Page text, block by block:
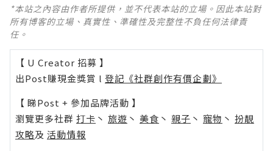
*本站之內容由作者所提供，並不代表本站的立場。因此本站對
所有博客的立場、真實性、準確性及完整性不負任何法律責
任。
【 U Creator 招募 】
出Post賺現金獎賞 l 登記《社群創作有價企劃》
【 睇Post + 參加品牌活動 】
瀏覽更多社群 打卡 丶 旅遊 丶 美食 丶 親子 丶 寵物 丶 扮靚
攻略及 活動情報